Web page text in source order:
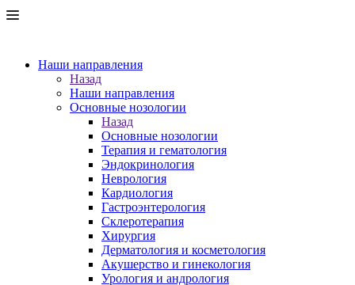
Наши направления
Назад
Наши направления
Основные нозологии
Назад
Основные нозологии
Терапия и гематология
Эндокринология
Неврология
Кардиология
Гастроэнтерология
Склеротерапия
Хирургия
Дерматология и косметология
Акушерство и гинекология
Урология и андрология